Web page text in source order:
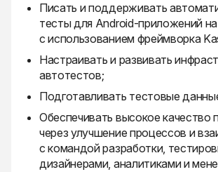
Писать и поддерживать
тесты для Android-приложений
с использованием фреймворка
Настраивать и развивать
автотестов;
Подготавливать тестовые
Обеспечивать высокое качество
через улучшение процессов и
с командой разработки,
дизайнерами, аналитиками и